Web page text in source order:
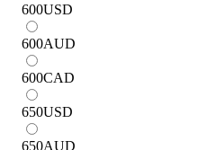
600USD
600AUD
600CAD
650USD
650AUD